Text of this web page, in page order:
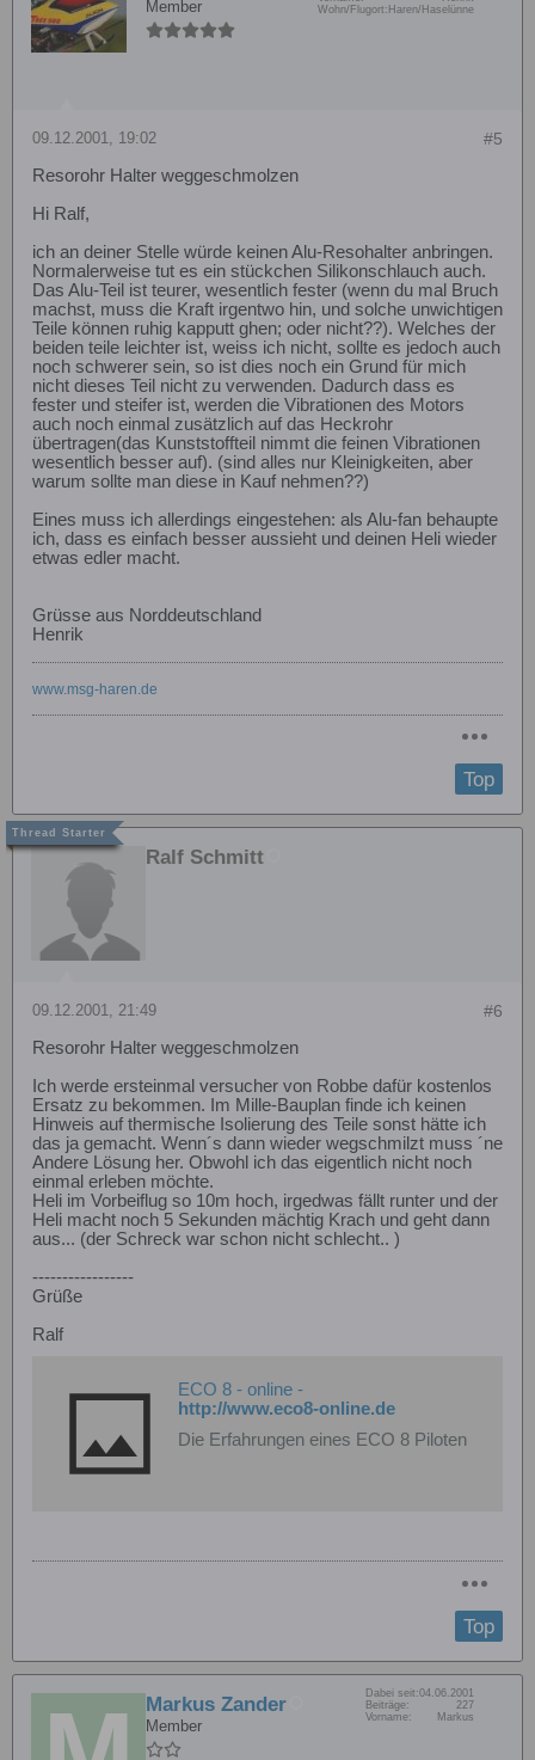
Member
Wohn/Flugort: Haren/Haselünne
#5
09.12.2001, 19:02
Resorohr Halter weggeschmolzen
Hi Ralf,
ich an deiner Stelle würde keinen Alu-Resohalter anbringen.
Normalerweise tut es ein stückchen Silikonschlauch auch.
Das Alu-Teil ist teurer, wesentlich fester (wenn du mal Bruch
machst, muss die Kraft irgentwo hin, und solche unwichtigen
Teile können ruhig kapputt ghen; oder nicht??). Welches der
beiden teile leichter ist, weiss ich nicht, sollte es jedoch auch
noch schwerer sein, so ist dies noch ein Grund für mich
nicht dieses Teil nicht zu verwenden. Dadurch dass es
fester und steifer ist, werden die Vibrationen des Motors
auch noch einmal zusätzlich auf das Heckrohr
übertragen(das Kunststoffteil nimmt die feinen Vibrationen
wesentlich besser auf). (sind alles nur Kleinigkeiten, aber
warum sollte man diese in Kauf nehmen??)
Eines muss ich allerdings eingestehen: als Alu-fan behaupte
ich, dass es einfach besser aussieht und deinen Heli wieder
etwas edler macht.
Grüsse aus Norddeutschland
Henrik
www.msg-haren.de
Top
Ralf Schmitt
#6
09.12.2001, 21:49
Resorohr Halter weggeschmolzen
Ich werde ersteinmal versucher von Robbe dafür kostenlos
Ersatz zu bekommen. Im Mille-Bauplan finde ich keinen
Hinweis auf thermische Isolierung des Teile sonst hätte ich
das ja gemacht. Wenn´s dann wieder wegschmilzt muss ´ne
Andere Lösung her. Obwohl ich das eigentlich nicht noch
einmal erleben möchte.
Heli im Vorbeiflug so 10m hoch, irgedwas fällt runter und der
Heli macht noch 5 Sekunden mächtig Krach und geht dann
aus... (der Schreck war schon nicht schlecht.. )
-----------------
Grüße
Ralf
ECO 8 - online -
http://www.eco8-online.de
Die Erfahrungen eines ECO 8 Piloten
Top
Markus Zander
Member
Dabei seit:04.06.2001
Beiträge:
227
Vorname:
Markus